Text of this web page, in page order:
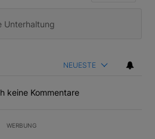
NEUESTE
keine Kommentare
WERBUNG